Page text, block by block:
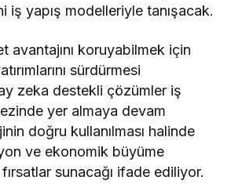
iş yapış modelleriyle tanışacak.
avantajını koruyabilmek için
sürdürmesi
zeka destekli çözümler iş
yer almaya devam
doğru kullanılması halinde
ve ekonomik büyüme
fırsatlar sunacağı ifade ediliyor.